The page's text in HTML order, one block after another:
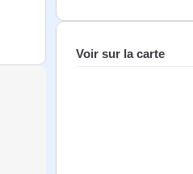
Voir sur la carte